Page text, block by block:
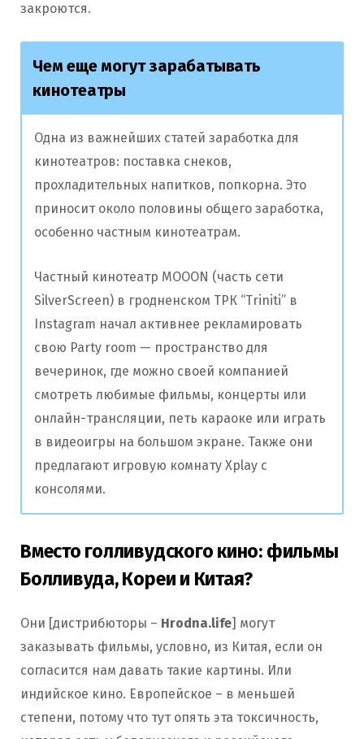
закроются.
Чем еще могут зарабатывать
кинотеатры
Одна из важнейших статей заработка для
кинотеатров: поставка снеков,
прохладительных напитков, попкорна. Это
приносит около половины общего заработка,
особенно частным кинотеатрам.
Частный кинотеатр MOOON (часть сети
SilverScreen) в гродненском ТРК “Triniti” в
Instagram начал активнее рекламировать
свою Party room — пространство для
вечеринок, где можно своей компанией
смотреть любимые фильмы, концерты или
онлайн-трансляции, петь караоке или играть
в видеоигры на большом экране. Также они
предлагают игровую комнату Xplay с
консолями.
Вместо голливудского кино: фильмы
Болливуда, Кореи и Китая?
Они [дистрибюторы – Hrodna.life] могут
заказывать фильмы, условно, из Китая, если он
согласится нам давать такие картины. Или
индийское кино. Европейское – в меньшей
степени, потому что тут опять эта токсичность,